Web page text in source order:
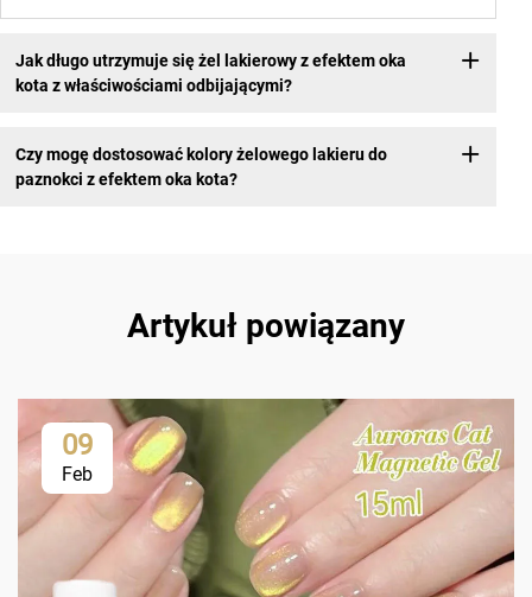
Jak długo utrzymuje się żel lakierowy z efektem oka
kota z właściwościami odbijającymi?
Czy mogę dostosować kolory żelowego lakieru do
paznokci z efektem oka kota?
Artykuł powiązany
09
Feb